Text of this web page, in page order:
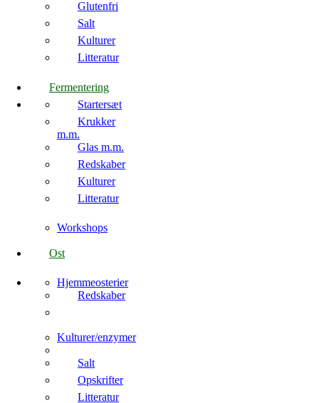
Glutenfri
Salt
Kulturer
Litteratur
Fermentering
Startersæt
Krukker
m.m.
Glas m.m.
Redskaber
Kulturer
Litteratur
Workshops
Ost
Hjemmeosterier
Redskaber
Kulturer/enzymer
Salt
Opskrifter
Litteratur